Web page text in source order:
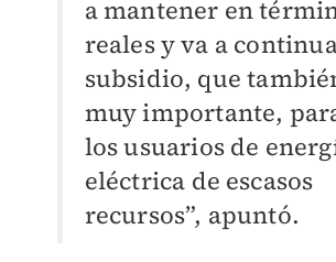
a mantener en
reales y va a
subsidio, que
muy importante,
los usuarios de
eléctrica de escasos
recursos”, apuntó.